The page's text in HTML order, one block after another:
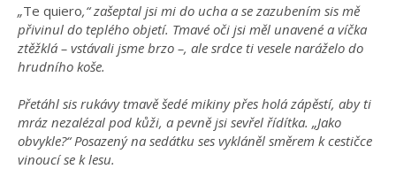
„Te quiero,“ zašeptal jsi mi do ucha a se zazubením sis mě
přivinul do teplého objetí. Tmavé oči jsi měl unavené a víčka
ztěžklá – vstávali jsme brzo –, ale srdce ti vesele naráželo do
hrudního koše.
Přetáhl sis rukávy tmavě šedé mikiny přes holá zápěstí, aby ti
mráz nezalézal pod kůži, a pevně jsi sevřel řídítka. „Jako
obvykle?“ Posazený na sedátku ses vykláněl směrem k cestičce
vinoucí se k lesu.